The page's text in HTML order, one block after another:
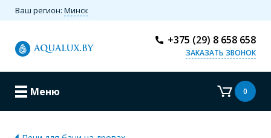
Ваш регион: Минск
+375 (29) 8 658 658
ЗАКАЗАТЬ ЗВОНОК
Меню 0